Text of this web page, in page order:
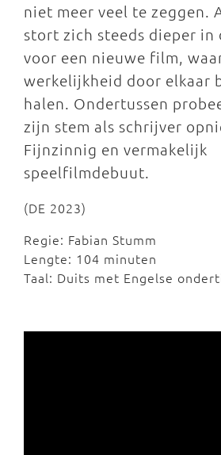
niet meer veel te zeggen.
stort zich steeds dieper in
voor een nieuwe film,
werkelijkheid door elkaar
halen. Ondertussen
zijn stem als schrijver
Fijnzinnig en vermakelijk
speelfilmdebuut.
(DE 2023)
Regie: Fabian Stumm
Lengte: 104 minuten
Taal: Duits met Engelse